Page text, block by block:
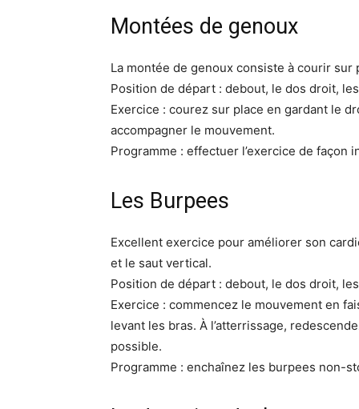
Montées de genoux
La montée de genoux consiste à courir
Position de départ : debout, le dos droit,
Exercice : courez sur place en gardant le
accompagner le mouvement.
Programme : effectuer l’exercice de
Les Burpees
Excellent exercice pour améliorer son
et le saut vertical.
Position de départ : debout, le dos droit,
Exercice : commencez le mouvement en
levant les bras. À l’atterrissage,
possible.
Programme : enchaînez les burpees non-